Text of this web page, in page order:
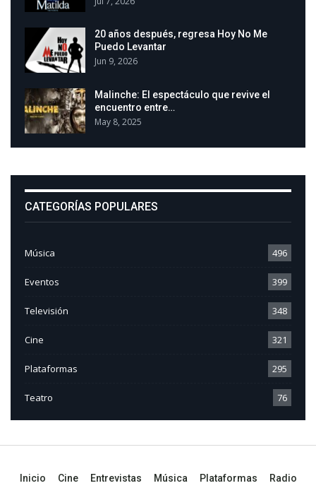
20 años después, regresa Hoy No Me
Puedo Levantar
Jun 9, 2026
Malinche: El espectáculo que revive el
encuentro entre…
May 8, 2025
CATEGORÍAS POPULARES
Música 496
Eventos 399
Televisión 348
Cine 321
Plataformas 295
Teatro 76
Inicio Cine Entrevistas Música Plataformas Radio